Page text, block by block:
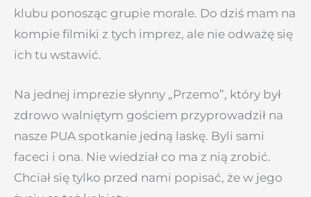
klubu ponosząc grupie morale. Do dziś mam na
kompie filmiki z tych imprez, ale nie odważę się
ich tu wstawić.
Na jednej imprezie słynny „Przemo”, który był
zdrowo walniętym gościem przyprowadził na
nasze PUA spotkanie jedną laskę. Byli sami
faceci i ona. Nie wiedział co ma z nią zrobić.
Chciał się tylko przed nami popisać, że w jego